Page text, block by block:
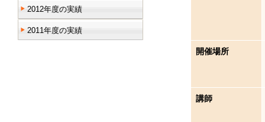
2012年度の実績
2011年度の実績
開催場所
講師